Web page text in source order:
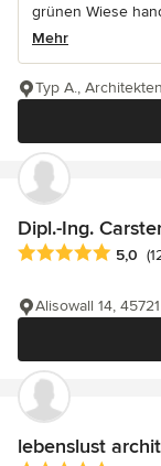
grünen Wiese
Mehr
Typ A.,
Dipl.-Ing.
Durchschnittliche
5,0
Alisowall 14,
lebenslust